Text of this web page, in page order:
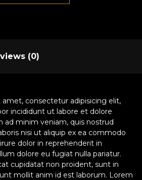
(0)
consectetur adipisicing elit,
incididunt ut labore et dolore
ad minim veniam, quis nostrud
nisi ut aliquip ex ea commodo
dolor in reprehenderit in
dolore eu fugiat nulla pariatur.
cupidatat non proident, sunt in
mollit anim id est laborum. Lorem